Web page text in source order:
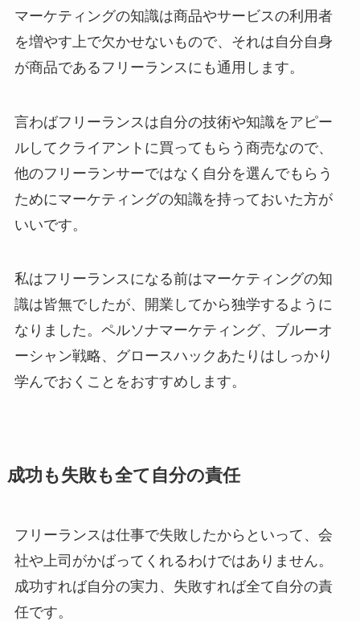
マーケティングの知識は商品やサービスの利用者
を増やす上で欠かせないもので、それは自分自身
が商品であるフリーランスにも通用します。
言わばフリーランスは自分の技術や知識をアピー
ルしてクライアントに買ってもらう商売なので、
他のフリーランサーではなく自分を選んでもらう
ためにマーケティングの知識を持っておいた方が
いいです。
私はフリーランスになる前はマーケティングの知
識は皆無でしたが、開業してから独学するように
なりました。ペルソナマーケティング、ブルーオ
ーシャン戦略、グロースハックあたりはしっかり
学んでおくことをおすすめします。
成功も失敗も全て自分の責任
フリーランスは仕事で失敗したからといって、会
社や上司がかばってくれるわけではありません。
成功すれば自分の実力、失敗すれば全て自分の責
任です。